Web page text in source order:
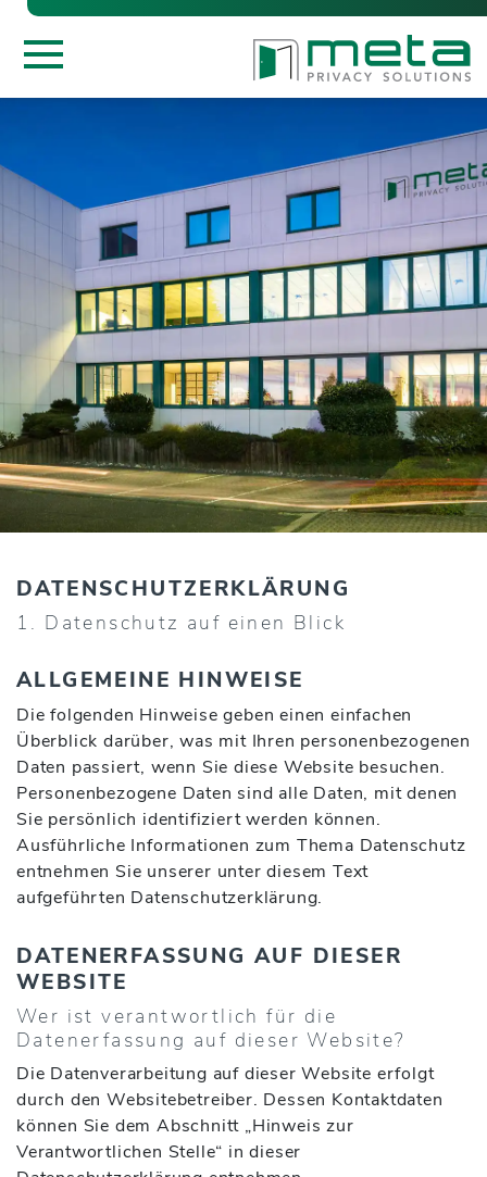
DATENSCHUTZ­ERKLÄRUNG
1. Datenschutz auf einen Blick
ALLGEMEINE HINWEISE
Die folgenden Hinweise geben einen einfachen
Überblick darüber, was mit Ihren personenbezogenen
Daten passiert, wenn Sie diese Website besuchen.
Personenbezogene Daten sind alle Daten, mit denen
Sie persönlich identifiziert werden können.
Ausführliche Informationen zum Thema Datenschutz
entnehmen Sie unserer unter diesem Text
aufgeführten Datenschutzerklärung.
DATENERFASSUNG AUF DIESER
WEBSITE
Wer ist verantwortlich für die
Datenerfassung auf dieser Website?
Die Datenverarbeitung auf dieser Website erfolgt
durch den Websitebetreiber. Dessen Kontaktdaten
können Sie dem Abschnitt „Hinweis zur
Verantwortlichen Stelle“ in dieser